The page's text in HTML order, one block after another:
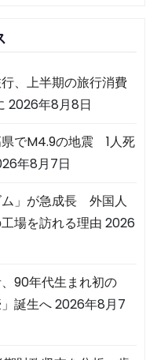
、上半期の旅行消費
2026年8月8日
県でM4.9の地震 1人死
年8月7日
ム」が急成長 外国人
場を訪れる理由 2026
90年代生まれ初の
」誕生へ2026年8月7